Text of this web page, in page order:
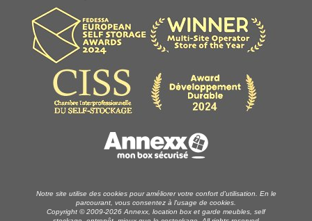
Notre site utilise des cookies pour améliorer votre confort d'utilisation. En le
parcourant, vous consentez à l'usage de cookies.
Copyright © 2009-2026 Annexx, location box et garde meubles, self